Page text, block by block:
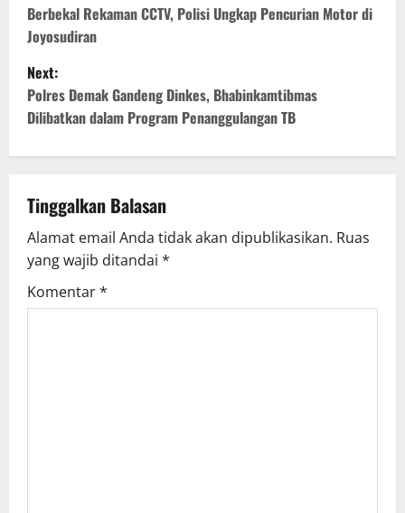
o
s
t
n
v
i
g
Berbekal Rekaman CCTV, Polisi Ungkap Pencurian Motor di
Joyosudiran
Next:
Polres Demak Gandeng Dinkes, Bhabinkamtibmas
Dilibatkan dalam Program Penanggulangan TB
Tinggalkan Balasan
Alamat email Anda tidak akan dipublikasikan. Ruas
yang wajib ditandai *
Komentar*